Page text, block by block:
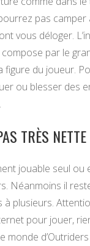
pas camper
vous déloger.
par le
figure du joueur.
ou blesser des
TRÈS NETTE
jouable seul ou
Néanmoins il
plusieurs.
pour jouer,
monde